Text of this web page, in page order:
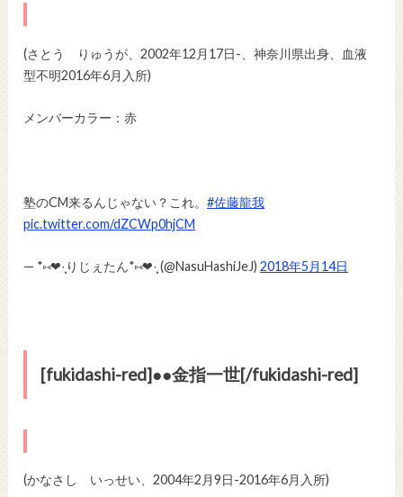
(さとう りゅうが、2002年12月17日-、神奈川県出身、血液
型不明2016年6月入所)
メンバーカラー：赤
塾のCM来るんじゃない？これ。#佐藤龍我
pic.twitter.com/dZCWp0hjCM
— *⑅❤︎·̩͙りじぇたん*⑅❤︎·̩͙ (@NasuHashiJeJ)2018年5月14日
[fukidashi-red]●●金指一世[/fukidashi-red]
(かなさし いっせい、2004年2月9日-2016年6月入所)